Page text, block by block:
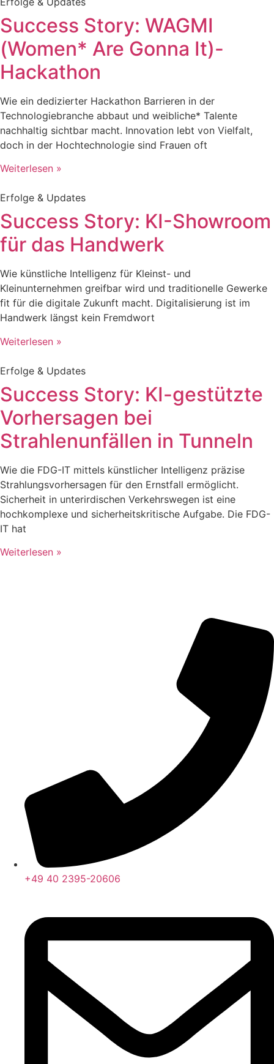
Success Story: WAGMI
(Women* Are Gonna It)-
Hackathon
Wie ein dedizierter Hackathon Barrieren in der
Technologiebranche abbaut und weibliche* Talente
nachhaltig sichtbar macht. Innovation lebt von Vielfalt,
doch in der Hochtechnologie sind Frauen oft
Weiterlesen »
Erfolge & Updates
Success Story: KI-Showroom
für das Handwerk
Wie künstliche Intelligenz für Kleinst- und
Kleinunternehmen greifbar wird und traditionelle Gewerke
fit für die digitale Zukunft macht. Digitalisierung ist im
Handwerk längst kein Fremdwort
Weiterlesen »
Erfolge & Updates
Success Story: KI-gestützte
Vorhersagen bei
Strahlenunfällen in Tunneln
Wie die FDG-IT mittels künstlicher Intelligenz präzise
Strahlungsvorhersagen für den Ernstfall ermöglicht.
Sicherheit in unterirdischen Verkehrswegen ist eine
hochkomplexe und sicherheitskritische Aufgabe. Die FDG-
IT hat
Weiterlesen »
+49 40 2395-20606